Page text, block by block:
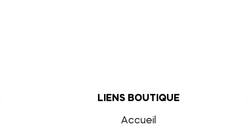
LIENS BOUTIQUE
Accueil